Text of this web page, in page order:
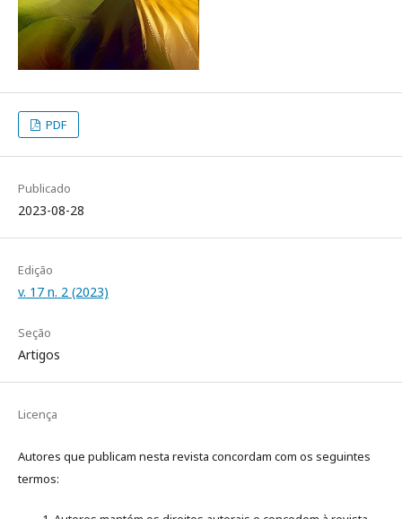
PDF
Publicado
2023-08-28
Edição
v. 17 n. 2 (2023)
Seção
Artigos
Licença
Autores que publicam nesta revista concordam com os seguintes
termos: